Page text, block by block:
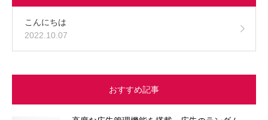
こんにちは
2022.10.07
おすすめ記事